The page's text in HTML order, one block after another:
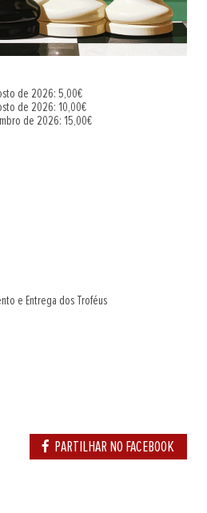
de 2026: 5,00€
de 2026: 10,00€
de 2026: 15,00€
e Entrega dos Troféus
PARTILHAR NO FACEBOOK